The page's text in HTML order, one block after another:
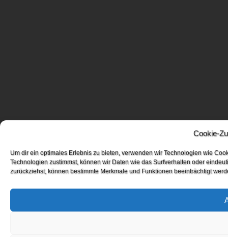
Cookie-
Um dir ein optimales Erlebnis zu bieten, verwenden wir Technologien wie
Technologien zustimmst, können wir Daten wie das Surfverhalten oder
zurückziehst, können bestimmte Merkmale und Funktionen beeinträchtigt